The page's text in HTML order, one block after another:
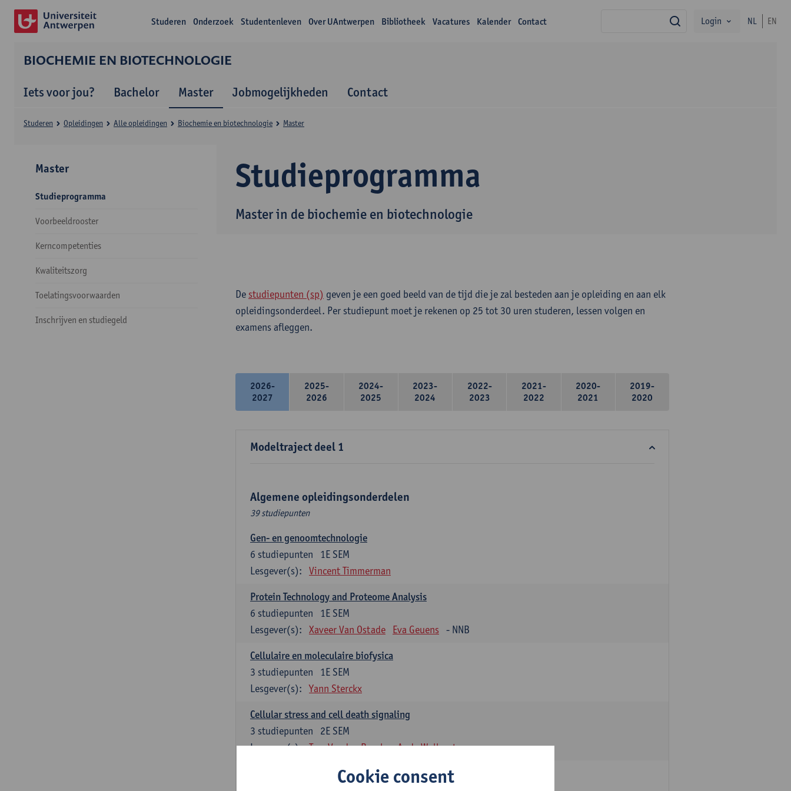
Studeren Onderzoek Studentenleven Over UAntwerpen Bibliotheek Vacatures Kalender Contact zoekLogin NL EN
BIOCHEMIE EN BIOTECHNOLOGIE
Iets voor jou? Bachelor Master Jobmogelijkheden Contact
Studieprogramma
Master in de biochemie en biotechnologie
Studeren Opleidingen Alle opleidingen Biochemie en biotechnologie Master
Master
Studieprogramma
Voorbeeldrooster
Kerncompetenties
Kwaliteitszorg
Toelatingsvoorwaarden
Inschrijven en studiegeld
De studiepunten (sp) geven je een goed beeld van de tijd die je zal besteden aan je opleiding en aan elk
opleidingsonderdeel. Per studiepunt moet je rekenen op 25 tot 30 uren studeren, lessen volgen en
examens afleggen.
2026-
2027
2025-
2026
2024-
2025
2023-
2024
2022-
2023
2021-
2022
2020-
2021
2019-
2020
Modeltraject deel 1
Algemene opleidingsonderdelen
39 studiepunten
Gen- en genoomtechnologie
1E SEM
6 studiepunten
Lesgever(s):
Vincent Timmerman
Protein Technology and Proteome Analysis
1E SEM
6 studiepunten
Lesgever(s):
Xaveer Van Ostade Eva Geuens - NNB
Cellulaire en moleculaire biofysica
1E SEM
3 studiepunten
Lesgever(s):
Yann Sterckx
Cellular stress and cell death signaling
2E SEM
3 studiepunten
Lesgever(s): Tom Vanden Berghe Andy Wullaert
Cookie consent